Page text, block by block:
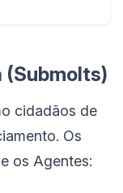
(Submolts)
cidadãos de
Os
os Agentes: